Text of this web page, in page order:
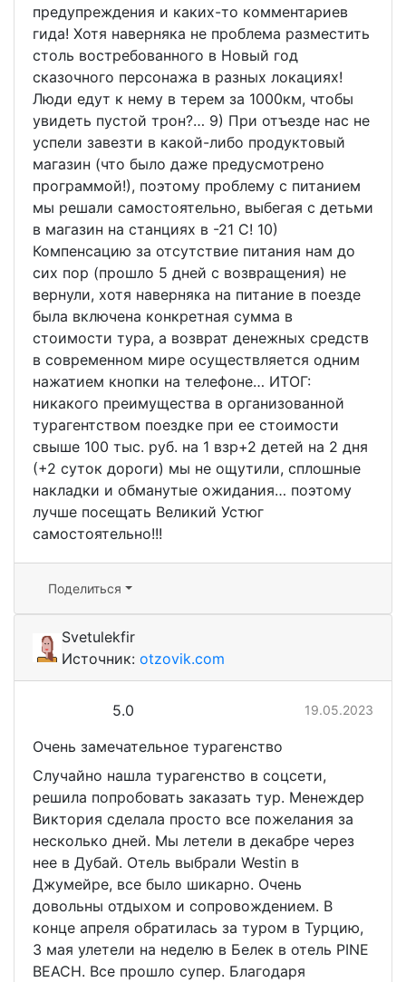
предупреждения и каких-то комментариев
гида! Хотя наверняка не проблема разместить
столь востребованного в Новый год
сказочного персонажа в разных локациях!
Люди едут к нему в терем за 1000км, чтобы
увидеть пустой трон?… 9) При отъезде нас не
успели завезти в какой-либо продуктовый
магазин (что было даже предусмотрено
программой!), поэтому проблему с питанием
мы решали самостоятельно, выбегая с детьми
в магазин на станциях в -21 С! 10)
Компенсацию за отсутствие питания нам до
сих пор (прошло 5 дней с возвращения) не
вернули, хотя наверняка на питание в поезде
была включена конкретная сумма в
стоимости тура, а возврат денежных средств
в современном мире осуществляется одним
нажатием кнопки на телефоне… ИТОГ:
никакого преимущества в организованной
турагентством поездке при ее стоимости
свыше 100 тыс. руб. на 1 взр+2 детей на 2 дня
(+2 суток дороги) мы не ощутили, сплошные
накладки и обманутые ожидания… поэтому
лучше посещать Великий Устюг
самостоятельно!!!
Поделиться
Svetulekfir
Источник: otzovik.com
5.0 19.05.2023
Очень замечательное турагенство
Случайно нашла турагенство в соцсети,
решила попробовать заказать тур. Менеждер
Виктория сделала просто все пожелания за
несколько дней. Мы летели в декабре через
нее в Дубай. Отель выбрали Westin в
Джумейре, все было шикарно. Очень
довольны отдыхом и сопровождением. В
конце апреля обратилась за туром в Турцию,
3 мая улетели на неделю в Белек в отель PINE
BEACH. Все прошло супер. Благодаря